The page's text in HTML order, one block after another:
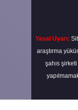
Yasal Uyarı:
araştırma
şahıs